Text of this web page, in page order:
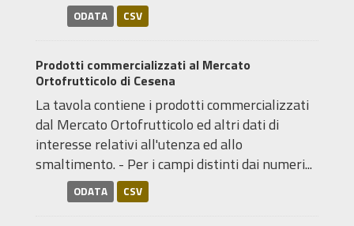
ODATA CSV
Prodotti commercializzati al Mercato
Ortofrutticolo di Cesena
La tavola contiene i prodotti commercializzati
dal Mercato Ortofrutticolo ed altri dati di
interesse relativi all'utenza ed allo
smaltimento. - Per i campi distinti dai numeri...
ODATA CSV